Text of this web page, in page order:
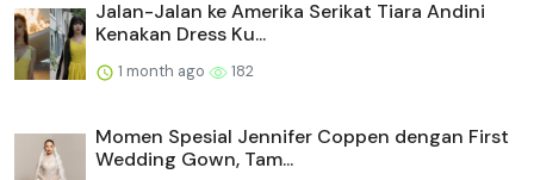
Jalan-Jalan ke Amerika Serikat Tiara Andini
Kenakan Dress Ku...
1 month ago 182
Momen Spesial Jennifer Coppen dengan First
Wedding Gown, Tam...